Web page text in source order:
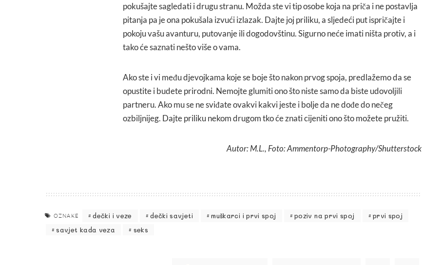
pokušajte sagledati i drugu stranu. Možda ste vi tip osobe koja na priča i ne postavlja
pitanja pa je ona pokušala izvući izlazak. Dajte joj priliku, a sljedeći put ispričajte i
pokoju vašu avanturu, putovanje ili dogodovštinu. Sigurno neće imati ništa protiv, a i
tako će saznati nešto više o vama.
Ako ste i vi među djevojkama koje se boje što nakon prvog spoja, predlažemo da se
opustite i budete prirodni. Nemojte glumiti ono što niste samo da biste udovoljili
partneru. Ako mu se ne sviđate ovakvi kakvi jeste i bolje da ne dođe do nečeg
ozbiljnijeg. Dajte priliku nekom drugom tko će znati cijeniti ono što možete pružiti.
Autor: M.L., Foto: Ammentorp-Photography/Shutterstock
OZNAKE dečki i veze dečki savjeti muškarci i prvi spoj poziv na prvi spoj
prvi spoj
savjet kada veza
seks